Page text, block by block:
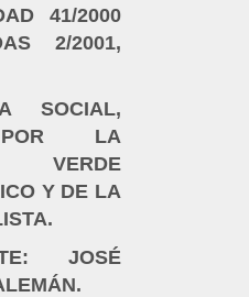
41/2000
2/2001,
SOCIAL,
POR LA
VERDE
Y DE LA
JOSÉ